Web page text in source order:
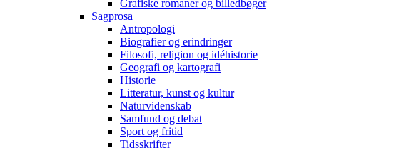
Grafiske romaner og billedbøger
Sagprosa
Antropologi
Biografier og erindringer
Filosofi, religion og idéhistorie
Geografi og kartografi
Historie
Litteratur, kunst og kultur
Naturvidenskab
Samfund og debat
Sport og fritid
Tidsskrifter